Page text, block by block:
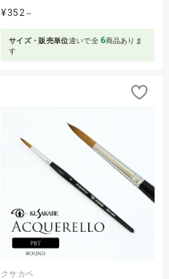
¥352 ～
サイズ・販売単位違いで全 6商品ありま
す
クサカベ